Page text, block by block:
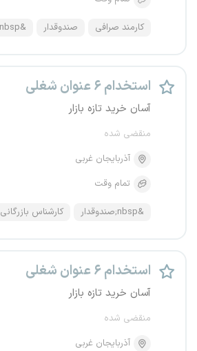
کارمند صرافی صندوقدار &nbsp;کارمند حسابداری
استخدام ۶ عنوان شغلی
آسان خرید تازه بازار
منقضی شده
آذربایجان غربی
تمام وقت
&nbsp;صندوقدار کارشناس بازرگانی
استخدام ۶ عنوان شغلی
آسان خرید تازه بازار
منقضی شده
آذربایجان غربی